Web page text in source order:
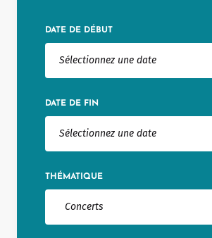
DATE DE DÉBUT
DATE DE FIN
THÉMATIQUE
Concerts